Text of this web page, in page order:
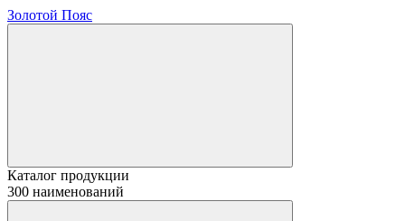
Золотой Пояс
Каталог продукции
300 наименований